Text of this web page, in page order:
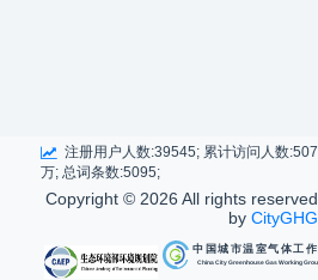
注册用户人数:39545; 累计访问人数
万; 总词条数:5095;
Copyright © 2026 All rights
by CityGHG
中国城市温室气体工作
China City Greenhouse Gas Working